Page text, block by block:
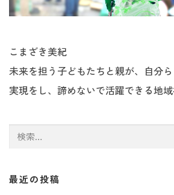
こまざき美紀
未来を担う子どもたちと親が、自分
実現をし、諦めないで活躍できる地域
検
最近の投稿